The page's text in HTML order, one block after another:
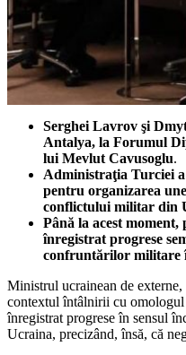
Serghei Lavrov şi
Antalya, la Forumul
lui Mevlut Cavusoglu.
Administraţia Turciei
pentru organizarea
conflictului militar din
Până la acest
înregistrat progrese
confruntărilor militare
Ministrul ucrainean de
contextul întâlnirii cu omologul
înregistrat progrese în sensul
Ucraina, precizând, însă, că